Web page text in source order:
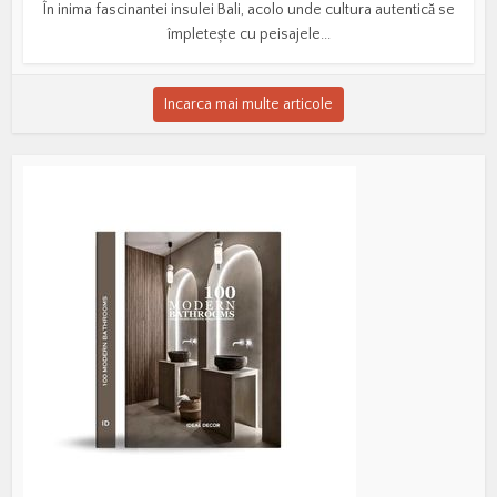
În inima fascinantei insulei Bali, acolo unde cultura autentică se
împletește cu peisajele...
Incarca mai multe articole